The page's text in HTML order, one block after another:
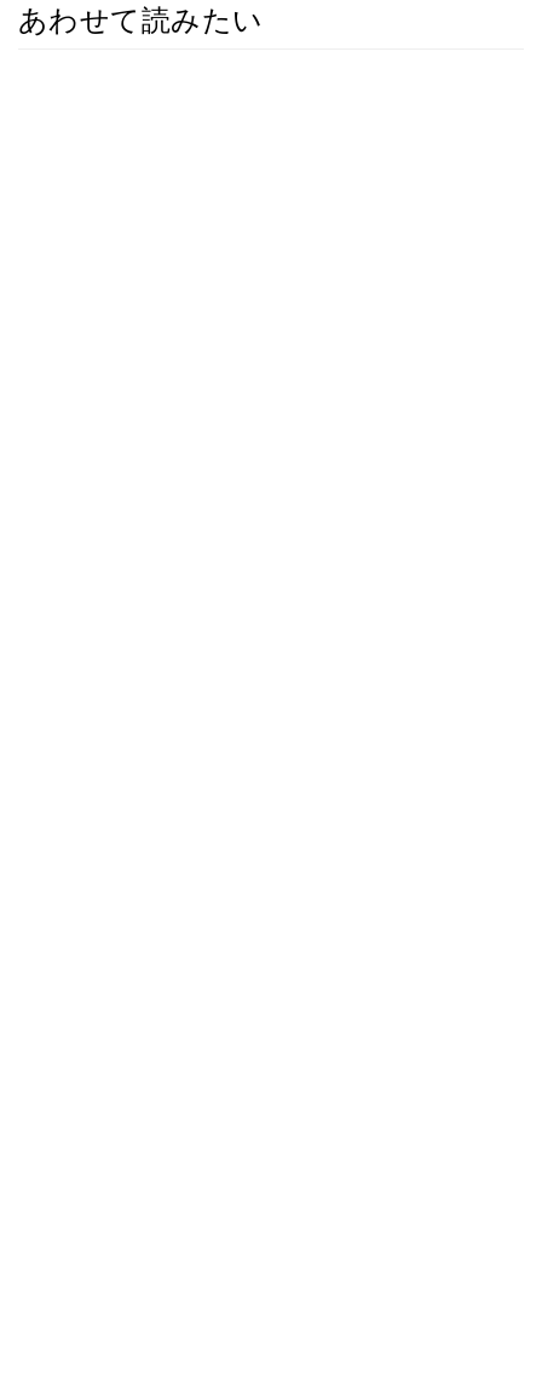
あわせて読みたい